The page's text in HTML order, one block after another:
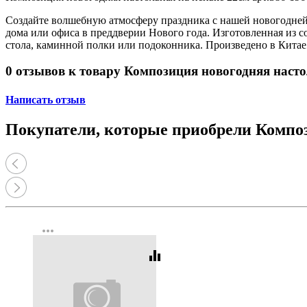
Принтеры, копиры, МФУ
Оборудование банковское
Шредеры
Создайте волшебную атмосферу праздника с нашей
дома или офиса в преддверии Нового года. Изготовленная из
стола, каминной полки или подоконника. Произведено в
0 отзывов к товару Композиция новогодняя
Написать отзыв
Покупатели, которые приобрели
more_horiz
equalizer